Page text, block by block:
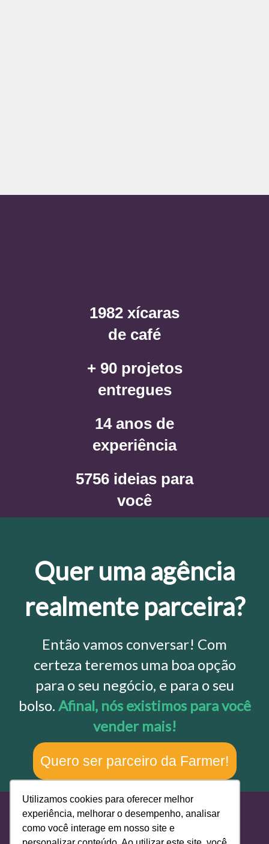
Utilizamos cookies para oferecer melhor
experiência, melhorar o desempenho, analisar
como você interage em nosso site e
1982 xícaras
de café
+ 90 projetos
entregues
14 anos de
experiência
5756 ideias para
você
Quer uma agência
realmente parceira?
Então vamos conversar! Com
certeza teremos uma boa opção
para o seu negócio, e para o seu
bolso. Afinal, nós existimos para você
vender mais!
Quero ser parceiro da Farmer!